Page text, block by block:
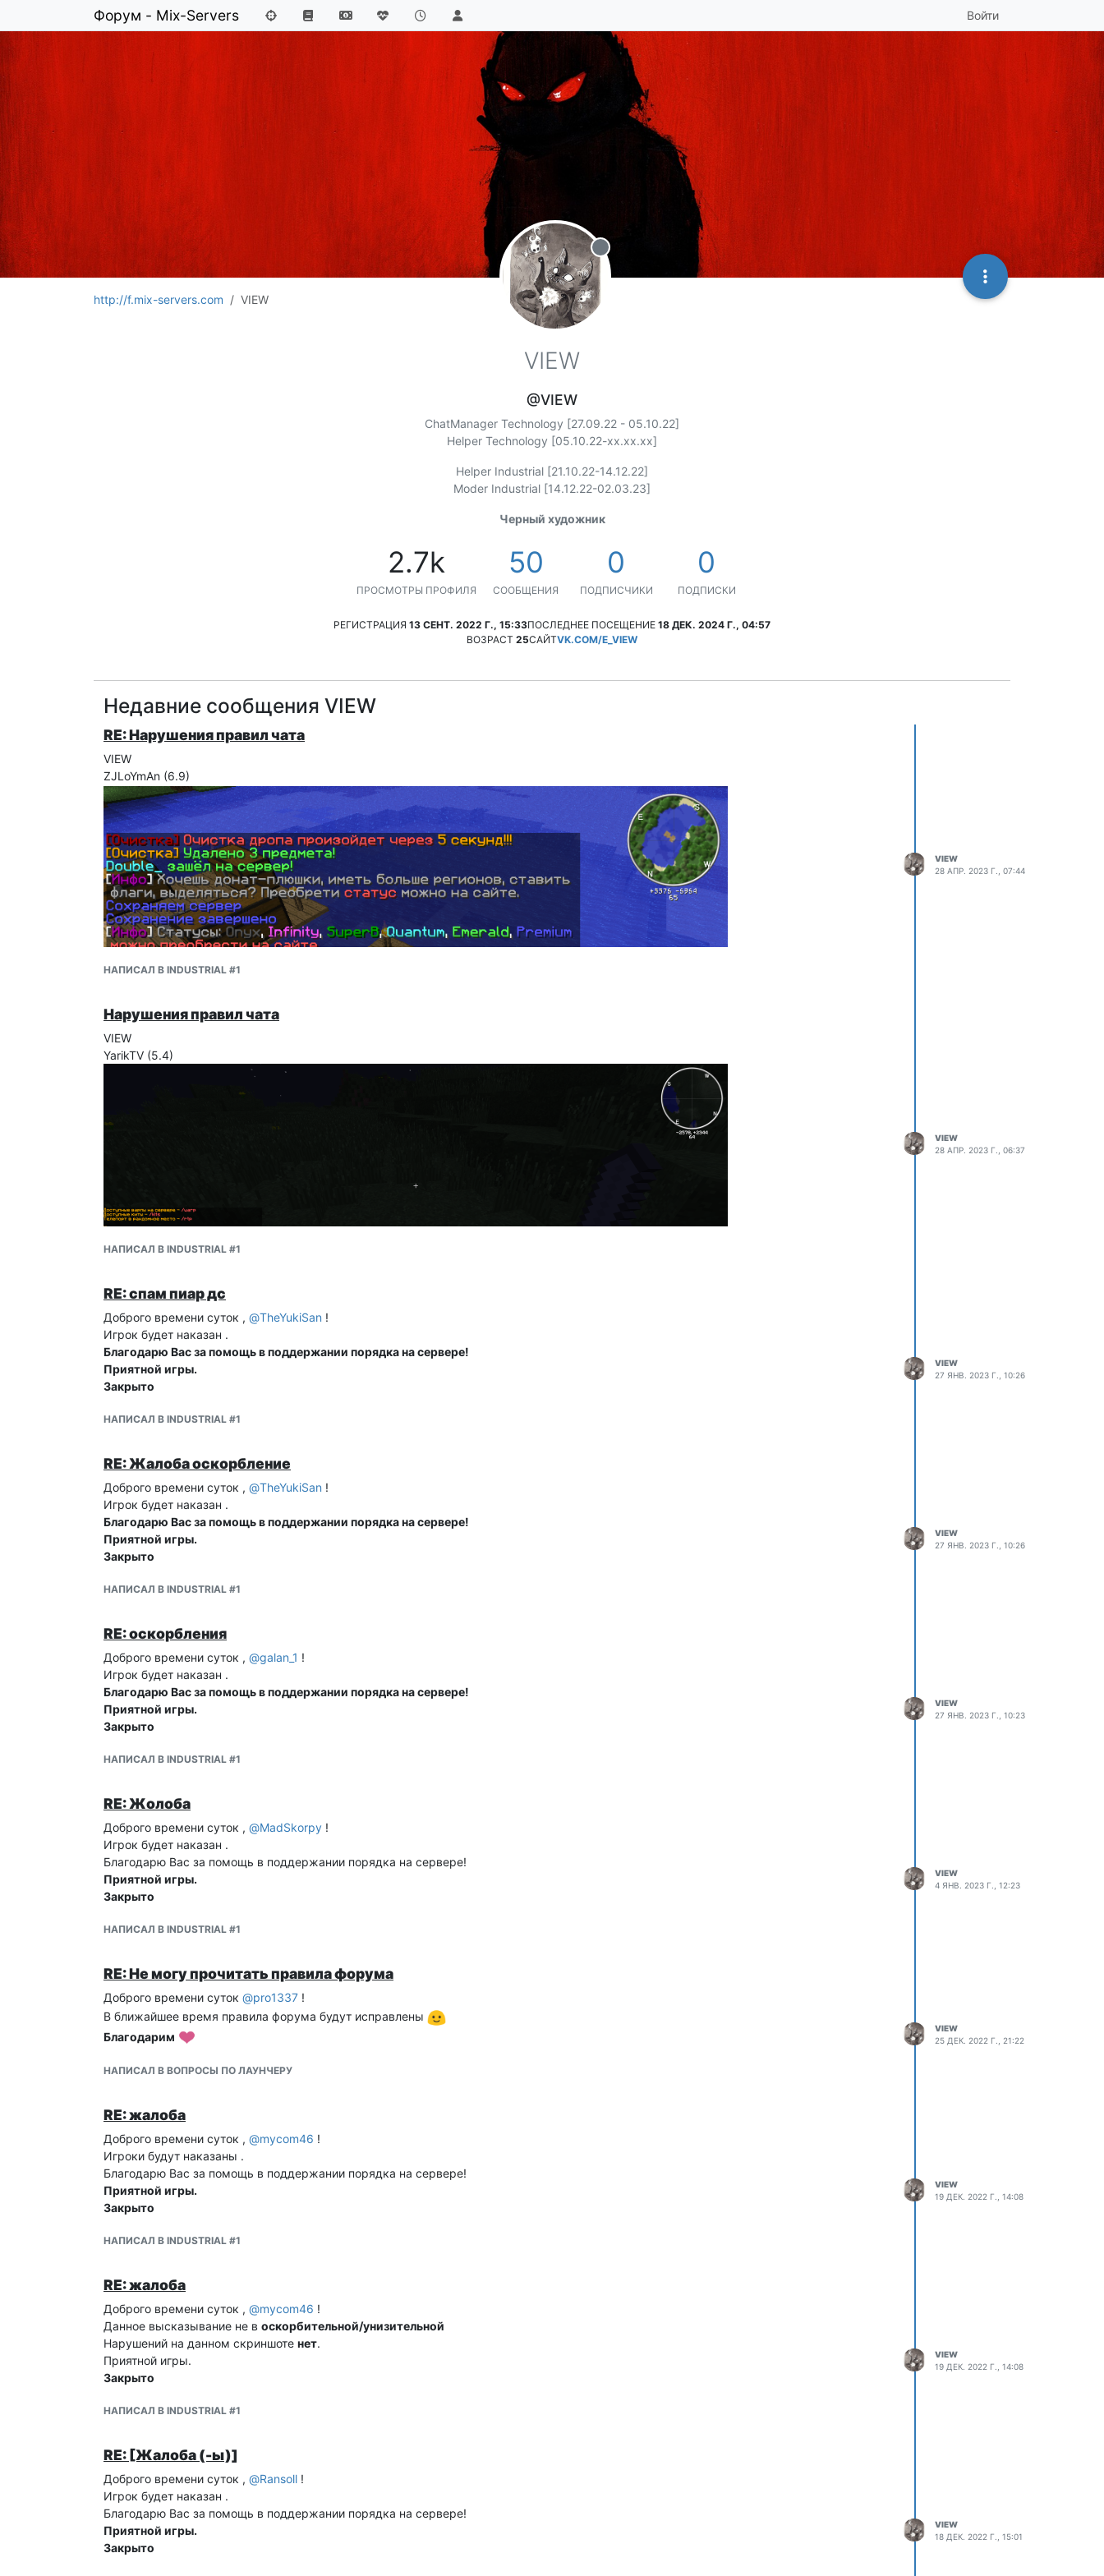
Форум - Mix-Servers Войти
http://f.mix-servers.com VIEW
Не в сети
VIEW
@VIEW
ChatManager Technology [27.09.22 - 05.10.22]
Helper Technology [05.10.22-xx.xx.xx]
Helper Industrial [21.10.22-14.12.22]
Moder Industrial [14.12.22-02.03.23]
Черный художник
2.7k
ПРОСМОТРЫ ПРОФИЛЯ
50
СООБЩЕНИЯ
0
ПОДПИСЧИКИ
0
ПОДПИСКИ
РЕГИСТРАЦИЯ 13 СЕНТ. 2022 Г., 15:33ПОСЛЕДНЕЕ ПОСЕЩЕНИЕ 18 ДЕК. 2024 Г., 04:57
ВОЗРАСТ 25САЙТVK.COM/E_VIEW
Недавние сообщения VIEW
RE: Нарушения правил чата
VIEW
ZJLoYmAn (6.9)
НАПИСАЛ В INDUSTRIAL #1
VIEW
28 АПР. 2023 Г., 07:44
Нарушения правил чата
VIEW
YarikTV (5.4)
НАПИСАЛ В INDUSTRIAL #1
VIEW
28 АПР. 2023 Г., 06:37
RE: спам пиар дс
Доброго времени суток , @TheYukiSan !
Игрок будет наказан .
Благодарю Вас за помощь в поддержании порядка на сервере!
Приятной игры.
Закрыто
НАПИСАЛ В INDUSTRIAL #1
VIEW
27 ЯНВ. 2023 Г., 10:26
RE: Жалоба оскорбление
Доброго времени суток , @TheYukiSan !
Игрок будет наказан .
Благодарю Вас за помощь в поддержании порядка на сервере!
Приятной игры.
Закрыто
НАПИСАЛ В INDUSTRIAL #1
VIEW
27 ЯНВ. 2023 Г., 10:26
RE: оскорбления
Доброго времени суток , @galan_1 !
Игрок будет наказан .
Благодарю Вас за помощь в поддержании порядка на сервере!
Приятной игры.
Закрыто
НАПИСАЛ В INDUSTRIAL #1
VIEW
27 ЯНВ. 2023 Г., 10:23
RE: Жолоба
Доброго времени суток , @MadSkorpy !
Игрок будет наказан .
Благодарю Вас за помощь в поддержании порядка на сервере!
Приятной игры.
Закрыто
НАПИСАЛ В INDUSTRIAL #1
VIEW
4 ЯНВ. 2023 Г., 12:23
RE: Не могу прочитать правила форума
Доброго времени суток @pro1337 !
В ближайшее время правила форума будут исправлены
Благодарим
НАПИСАЛ В ВОПРОСЫ ПО ЛАУНЧЕРУ
VIEW
25 ДЕК. 2022 Г., 21:22
RE: жалоба
Доброго времени суток , @mycom46 !
Игроки будут наказаны .
Благодарю Вас за помощь в поддержании порядка на сервере!
Приятной игры.
Закрыто
НАПИСАЛ В INDUSTRIAL #1
VIEW
19 ДЕК. 2022 Г., 14:08
RE: жалоба
Доброго времени суток , @mycom46 !
Данное высказывание не в оскорбительной/унизительной
Нарушений на данном скриншоте нет.
Приятной игры.
Закрыто
НАПИСАЛ В INDUSTRIAL #1
VIEW
19 ДЕК. 2022 Г., 14:08
RE: [Жалоба (-ы)]
Доброго времени суток , @Ransoll !
Игрок будет наказан .
Благодарю Вас за помощь в поддержании порядка на сервере!
Приятной игры.
Закрыто
VIEW
18 ДЕК. 2022 Г., 15:01